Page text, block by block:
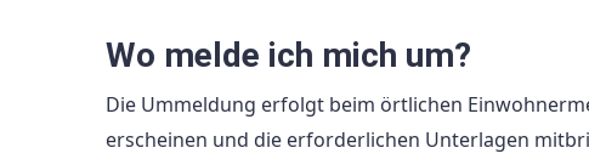
Wo melde ich mich um?
Die Ummeldung erfolgt beim örtlichen
erscheinen und die erforderlichen Unterlagen